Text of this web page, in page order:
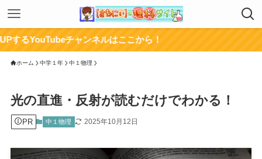
チャンネルはここから！
ホーム 中学１年 中１物理
光の直進・反射が読むだけでわかる！
PR 中１物理 2025年10月12日